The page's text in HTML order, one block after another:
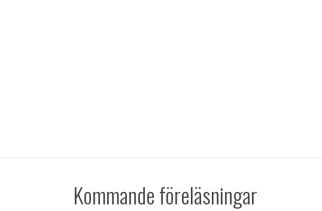
Kommande föreläsningar